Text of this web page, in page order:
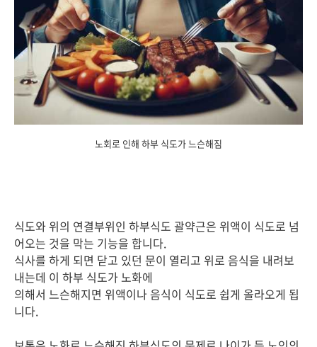
노회로 인해 하부 식도가 느슨해짐
식도와 위의 연결부위인 하부식도 괄약근은 위액이 식도로 넘
어오는 것을 막는 기능을 합니다.
식사를 하게 되면 닫고 있던 문이 열리고 위로 음식을 내려보
내는데 이 하부 식도가 노화에
의해서 느슨해지면 위액이나 음식이 식도로 쉽게 올라오게 됩
니다.